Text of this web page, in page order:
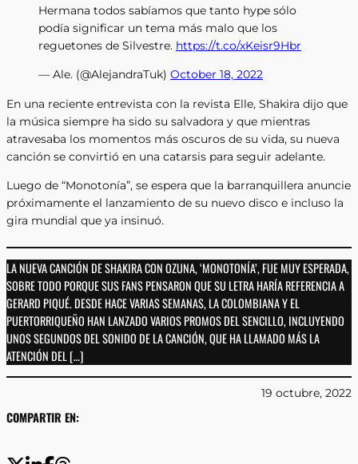
Hermana todos sabíamos que tanto hype sólo
podía significar un tema más malo que los
reguetones de Silvestre. https://t.co/xKeisr9Hbr
— Ale. (@AlejandraTuk) October 18, 2022
En una reciente entrevista con la revista Elle, Shakira dijo que
la música siempre ha sido su salvadora y que mientras
atravesaba los momentos más oscuros de su vida, su nueva
canción se convirtió en una catarsis para seguir adelante.
Luego de “Monotonía”, se espera que la barranquillera anuncie
próximamente el lanzamiento de su nuevo disco e incluso la
gira mundial que ya insinuó.
LA NUEVA CANCIÓN DE SHAKIRA CON OZUNA, ‘MONOTONÍA’, FUE MUY ESPERADA,
SOBRE TODO PORQUE SUS FANS PENSARON QUE SU LETRA HARÍA REFERENCIA A
GERARD PIQUÉ. DESDE HACE VARIAS SEMANAS, LA COLOMBIANA Y EL
PUERTORRIQUEÑO HAN LANZADO VARIOS PROMOS DEL SENCILLO, INCLUYENDO
UNOS SEGUNDOS DEL SONIDO DE LA CANCIÓN, QUE HA LLAMADO MÁS LA
ATENCIÓN DEL […]
COMPARTIR EN:
19 octubre, 2022